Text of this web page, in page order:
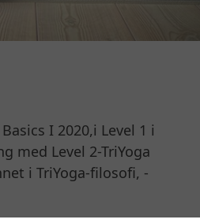
I 2020,i Level 1 i
med Level 2-TriYoga
i TriYoga-filosofi, -